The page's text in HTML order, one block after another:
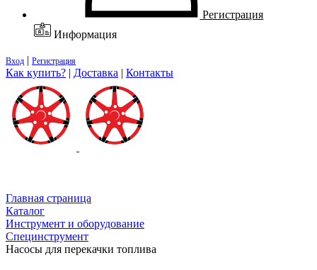
Регистрация
Информация
Вход | Регистрация
Как купить? | Доставка | Контакты
Главная страница
Каталог
Инструмент и оборудование
Специнструмент
Насосы для перекачки топлива